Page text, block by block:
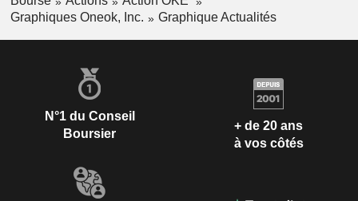
Graphiques Oneok, Inc.
Graphique Actualités
N°1 du Conseil
Boursier
+ de 20 ans
à vos côtés